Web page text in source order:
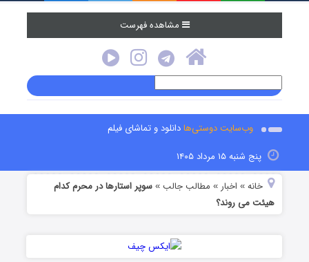
مشاهده فهرست
وب‌سایت دوستی‌هادانلود و تماشای فیلم
پنج شنبه ۱۵ مرداد ۱۴۰۵
خانه » اخبار » مطالب جالب »سوپر استارها در محرم کدام
هیئت می روند؟